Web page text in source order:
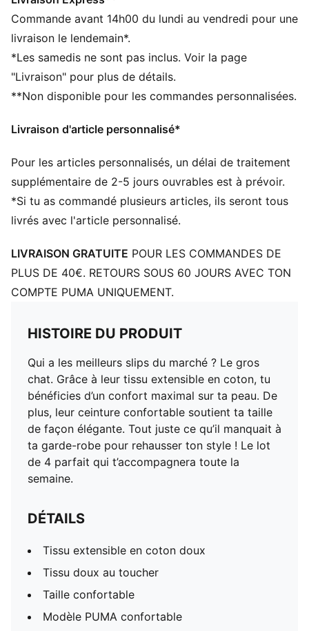
Taille confortable
Modèle PUMA confortable
95 % coton, 5 % élasthanne ; élastique : 56 %
polyamide, 31 % polyester, 13 % élasthanne
Commande avant 14h00 du lundi au vendredi pour une
livraison le lendemain*.
*Les samedis ne sont pas inclus. Voir la page
"Livraison" pour plus de détails.
**Non disponible pour les commandes personnalisées.
Livraison d'article personnalisé*
Pour les articles personnalisés, un délai de traitement
supplémentaire de 2-5 jours ouvrables est à prévoir.
*Si tu as commandé plusieurs articles, ils seront tous
livrés avec l'article personnalisé.
LIVRAISON GRATUITE POUR LES COMMANDES DE
PLUS DE 40€. RETOURS SOUS 60 JOURS AVEC TON
COMPTE PUMA UNIQUEMENT.
HISTOIRE DU PRODUIT
Qui a les meilleurs slips du marché ? Le gros
chat. Grâce à leur tissu extensible en coton, tu
bénéficies d’un confort maximal sur ta peau. De
plus, leur ceinture confortable soutient ta taille
de façon élégante. Tout juste ce qu’il manquait à
ta garde-robe pour rehausser ton style ! Le lot
de 4 parfait qui t’accompagnera toute la
semaine.
DÉTAILS
Tissu extensible en coton doux
Tissu doux au toucher
Taille confortable
Modèle PUMA confortable